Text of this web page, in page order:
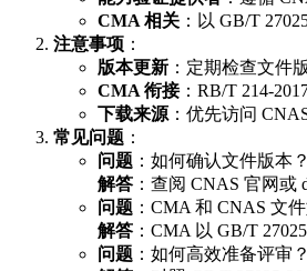
CMA 相关 ：以 GB/T
注意事项 ：
版本更新 ：定期检查文件
CMA 衔接：RB/T 214-
下载来源 ：优先访问
常见问题 ：
问题 ：如何确认文件版本？
解答 ：查阅 CNAS 官网或
问题 ：CMA 和 CNAS 文
解答 ：CMA 以 GB/T
问题 ：如何高效准备评审？